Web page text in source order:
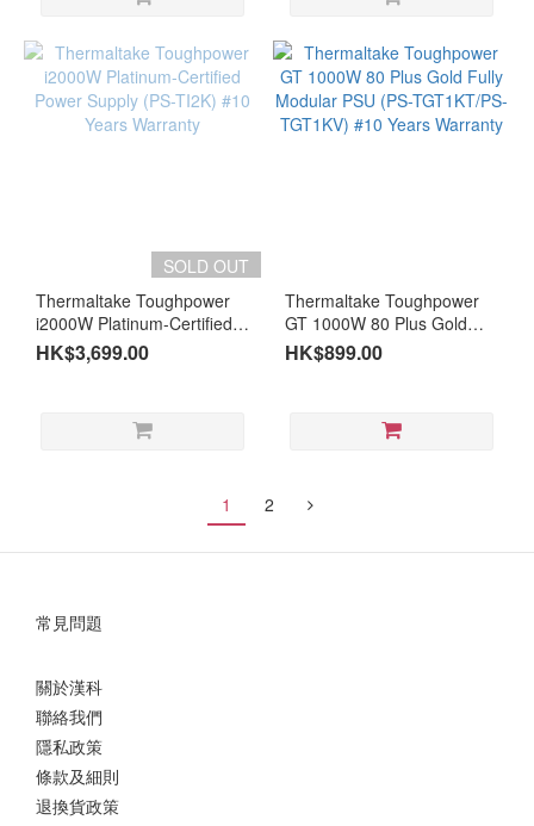
SOLD OUT
Thermaltake Toughpower
i2000W Platinum-Certified
Power Supply (PS-TI2K)
#10 Years Warranty
HK$3,699.00
Thermaltake Toughpower
GT 1000W 80 Plus Gold
Fully Modular PSU (PS-
TGT1KT/PS-TGT1KV) #10
HK$899.00
1 2
常見問題
關於漢科
聯絡我們
隱私政策
條款及細則
退換貨政策